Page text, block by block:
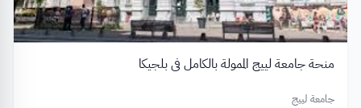
منحة جامعة لييج الممولة بالكامل في بلجيكا
جامعة لييج